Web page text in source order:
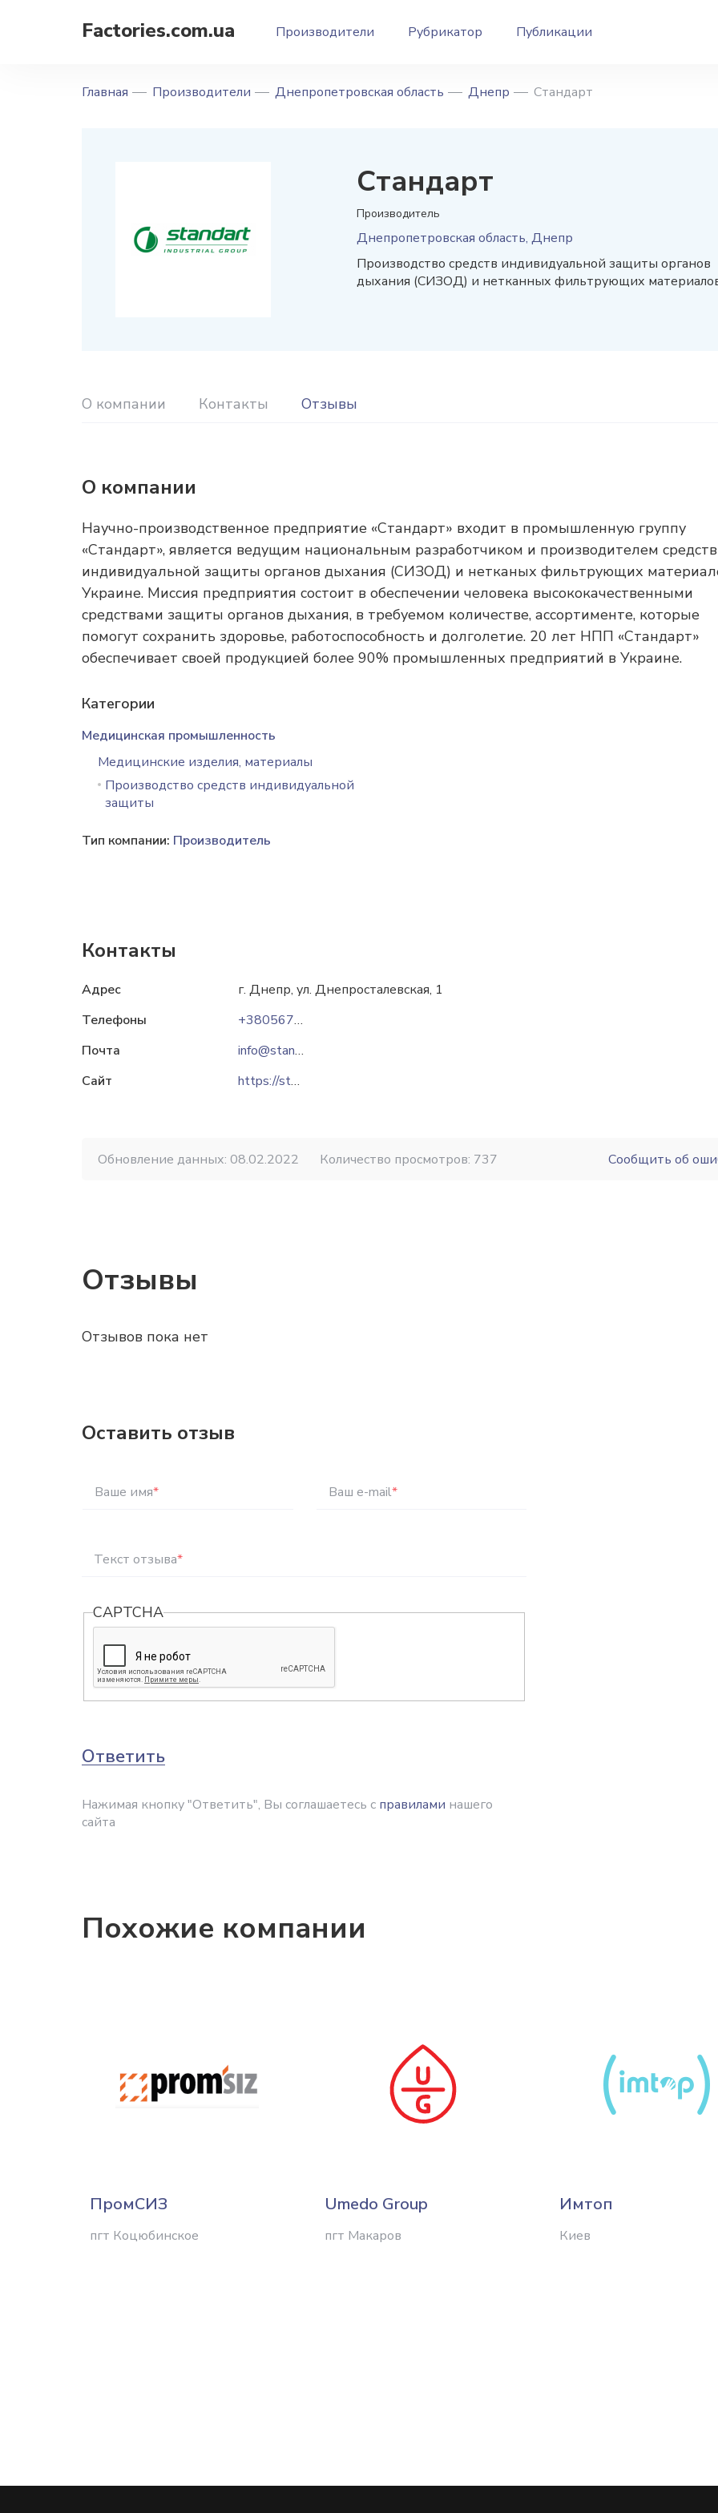
Factories.com.ua Производители Рубрикатор Публикации
Главная Производители Днепропетровская область Днепр Стандарт
Стандарт
Производитель
Днепропетровская область, Днепр
Производство средств индивидуальной защиты органов
дыхания (СИЗОД) и нетканных фильтрующих
О компании Контакты Отзывы
О компании
Научно-производственное предприятие «Стандарт» входит в промышленную группу
«Стандарт», является ведущим национальным разработчиком и производителем средств
индивидуальной защиты органов дыхания (СИЗОД) и нетканых фильтрующих
Украине. Миссия предприятия состоит в обеспечении человека высококачественными
средствами защиты органов дыхания, в требуемом количестве, ассортименте, которые
помогут сохранить здоровье, работоспособность и долголетие. 20 лет НПП «Стандарт»
обеспечивает своей продукцией более 90% промышленных предприятий в Украине.
Категории
Медицинская промышленность
Медицинские изделия, материалы
Производство средств индивидуальной
защиты
Тип компании: Производитель
Контакты
Адрес
г. Днепр, ул. Днепросталевская, 1
Телефоны
+380567909001
Почта
info@standart-ua.com
Сайт
https://standart-ua.com
Обновление данных: 08.02.2022 Количество просмотров: 737 Сообщить об
Отзывы
Отзывов пока нет
Оставить отзыв
Ваше имя* Ваш e-mail*
Текст отзыва*
CAPTCHA
Ответить
Нажимая кнопку "Ответить", Вы соглашаетесь с правилами нашего
сайта
Похожие компании
ПромСИЗ
пгт Коцюбинское
Umedo Group
пгт Макаров
Имтоп
Киев